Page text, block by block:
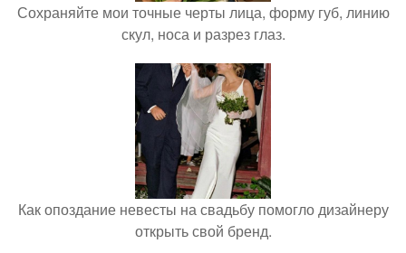
Сохраняйте мои точные черты лица, форму губ, линию
скул, носа и разрез глаз.
Как опоздание невесты на свадьбу помогло дизайнеру
открыть свой бренд.